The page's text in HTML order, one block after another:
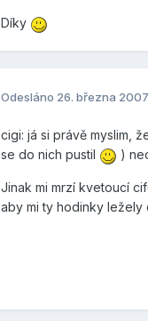
Díky
Odesláno 26. března 2007
cigi: já si právě myslim,
se do nich pustil
)
Jinak mi mrzí kvetoucí
aby mi ty hodinky ležely